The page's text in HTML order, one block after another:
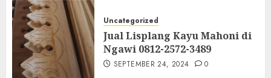
Uncategorized
Jual Lisplang Kayu Mahoni di
Ngawi 0812-2572-3489
SEPTEMBER 24, 2024 0